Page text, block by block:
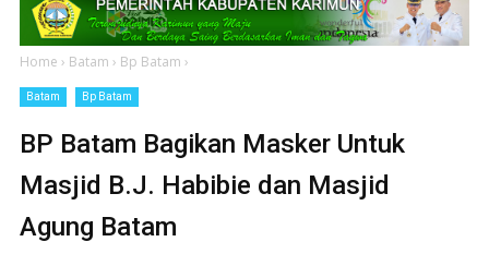
Home › Batam › Bp Batam ›
Batam Bp Batam
BP Batam Bagikan Masker Untuk
Masjid B.J. Habibie dan Masjid
Agung Batam